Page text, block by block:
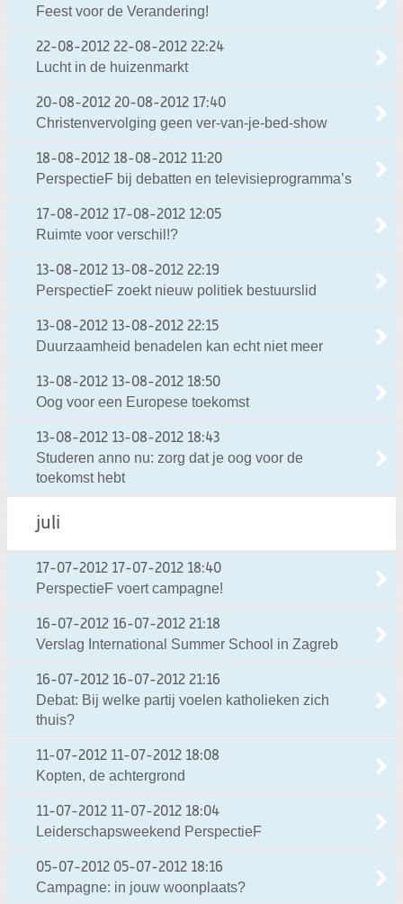
Feest voor de Verandering!
22-08-2012 22-08-2012 22:24
Lucht in de huizenmarkt
20-08-2012 20-08-2012 17:40
Christenvervolging geen ver-van-je-bed-show
18-08-2012 18-08-2012 11:20
PerspectieF bij debatten en televisieprogramma’s
17-08-2012 17-08-2012 12:05
Ruimte voor verschil!?
13-08-2012 13-08-2012 22:19
PerspectieF zoekt nieuw politiek bestuurslid
13-08-2012 13-08-2012 22:15
Duurzaamheid benadelen kan echt niet meer
13-08-2012 13-08-2012 18:50
Oog voor een Europese toekomst
13-08-2012 13-08-2012 18:43
Studeren anno nu: zorg dat je oog voor de
toekomst hebt
juli
17-07-2012 17-07-2012 18:40
PerspectieF voert campagne!
16-07-2012 16-07-2012 21:18
Verslag International Summer School in Zagreb
16-07-2012 16-07-2012 21:16
Debat: Bij welke partij voelen katholieken zich
thuis?
11-07-2012 11-07-2012 18:08
Kopten, de achtergrond
11-07-2012 11-07-2012 18:04
Leiderschapsweekend PerspectieF
05-07-2012 05-07-2012 18:16
Campagne: in jouw woonplaats?